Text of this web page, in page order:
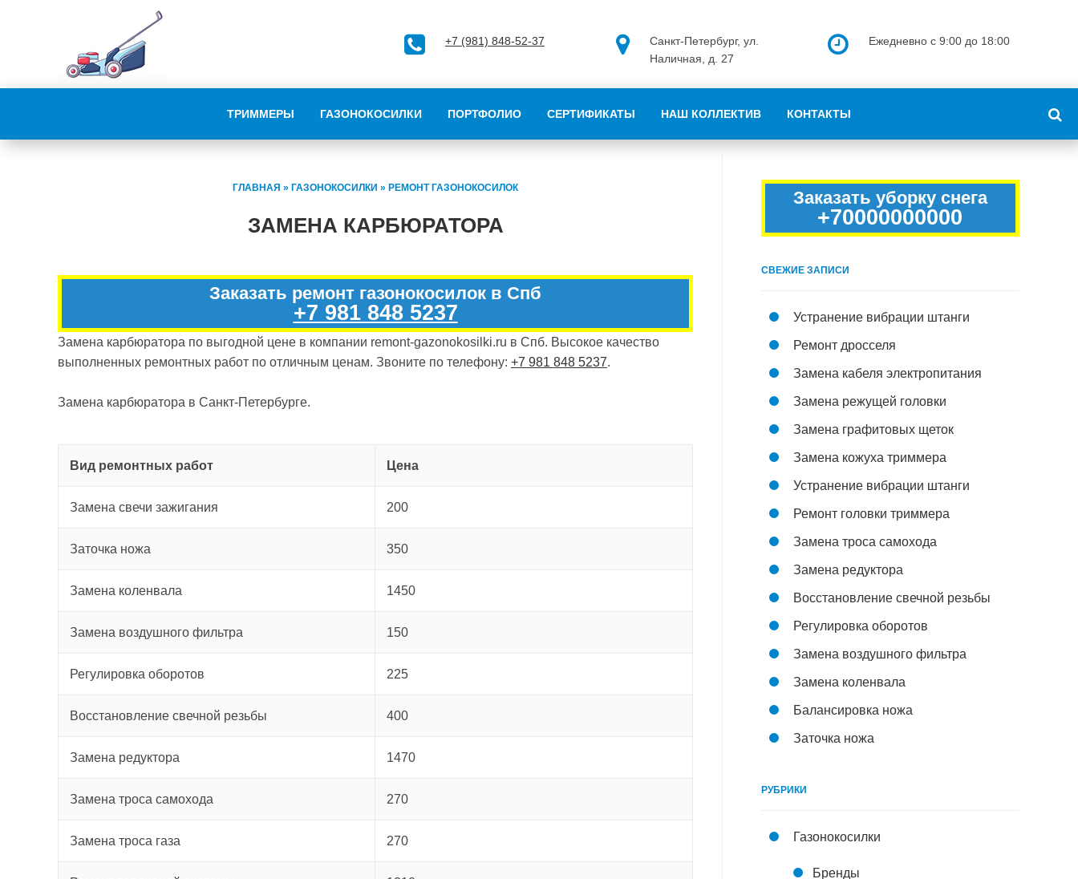
Ежедневно с 9:00 до 18:00
Санкт-Петербург, ул.
Наличная, д. 27
+7 (981) 848-52-37
ТРИММЕРЫ ГАЗОНОКОСИЛКИ ПОРТФОЛИО СЕРТИФИКАТЫ НАШ КОЛЛЕКТИВ КОНТАКТЫ
ГЛАВНАЯ » ГАЗОНОКОСИЛКИ » РЕМОНТ ГАЗОНОКОСИЛОК
ЗАМЕНА КАРБЮРАТОРА
Заказать ремонт газонокосилок в Спб
+7 981 848 5237
Замена карбюратора по выгодной цене в компании remont-gazonokosilki.ru в Спб. Высокое качество
выполненных ремонтных работ по отличным ценам. Звоните по телефону: +7 981 848 5237.
Замена карбюратора в Санкт-Петербурге.
Вид ремонтных работ Цена
Замена свечи зажигания 200
Заточка ножа 350
Замена коленвала 1450
Замена воздушного фильтра 150
Регулировка оборотов 225
Восстановление свечной резьбы 400
Замена редуктора 1470
Замена троса самохода 270
Замена троса газа 270
Заказать уборку снега
+70000000000
СВЕЖИЕ ЗАПИСИ
Устранение вибрации штанги
Ремонт дросселя
Замена кабеля электропитания
Замена режущей головки
Замена графитовых щеток
Замена кожуха триммера
Устранение вибрации штанги
Ремонт головки триммера
Замена троса самохода
Замена редуктора
Восстановление свечной резьбы
Регулировка оборотов
Замена воздушного фильтра
Замена коленвала
Балансировка ножа
Заточка ножа
РУБРИКИ
Газонокосилки
Бренды